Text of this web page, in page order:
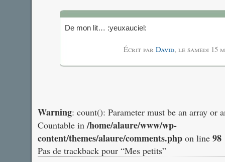
De mon lit… :yeuxauciel:
Écrit par David, le samedi 15
Warning: count(): Parameter must be an array or
Countable in/home/alaure/www/wp-
content/themes/alaure/comments.php on line 98
Pas de trackback pour “Mes petits”